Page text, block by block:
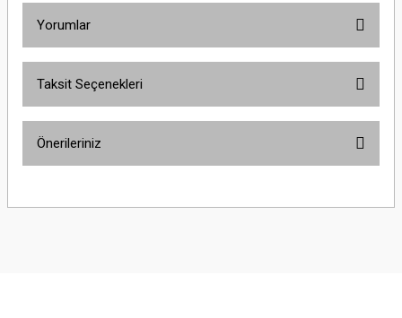
Yorumlar
Taksit Seçenekleri
Önerileriniz
yetersiz gördüğünüz noktaları öneri formunu kullanarak tarafımıza